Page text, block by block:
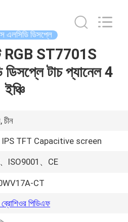
এলসিডি ডিসপ্লে
RGB ST7701S
টাচ প্যানেল 4
ইঞ্চি
চীন
IPS TFT Capacitive screen
ISO9001、CE
CT
ব্রোশিওর পিডিএফ